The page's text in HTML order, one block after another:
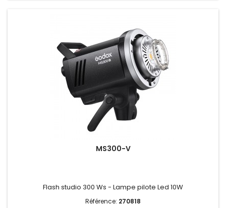
MS300-V
Flash studio 300 Ws - Lampe pilote Led 10W
Référence: 270818